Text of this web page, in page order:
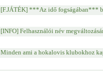
[F.JÁTÉK] ***Az idő fogságában***
[INFO] Felhasználói név
Minden ami a hokalovis klubokhoz